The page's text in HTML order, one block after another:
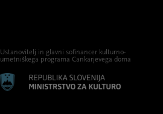
Ustanovitelj in glavni sofinancer kulturno-
umetniškega programa Cankarjevega doma